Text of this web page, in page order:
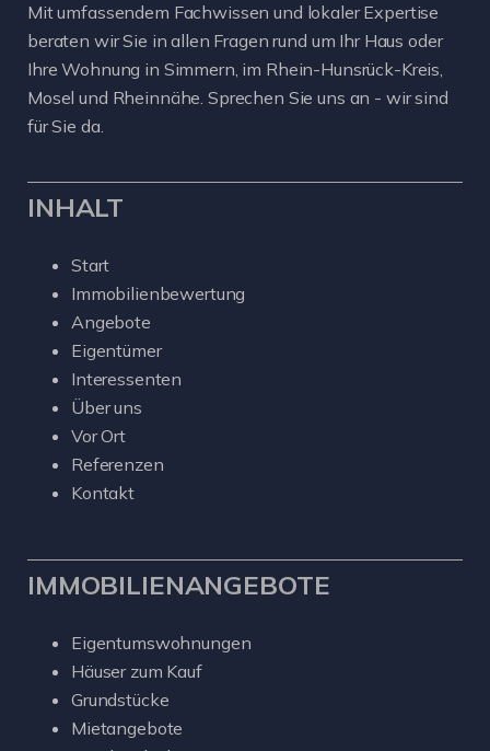
Mit umfassendem Fachwissen und lokaler Expertise
beraten wir Sie in allen Fragen rund um Ihr Haus oder
Ihre Wohnung in Simmern, im Rhein-Hunsrück-Kreis,
Mosel und Rheinnähe. Sprechen Sie uns an - wir sind
für Sie da.
INHALT
Start
Immobilienbewertung
Angebote
Eigentümer
Interessenten
Über uns
Vor Ort
Referenzen
Kontakt
IMMOBILIENANGEBOTE
Eigentumswohnungen
Häuser zum Kauf
Grundstücke
Mietangebote